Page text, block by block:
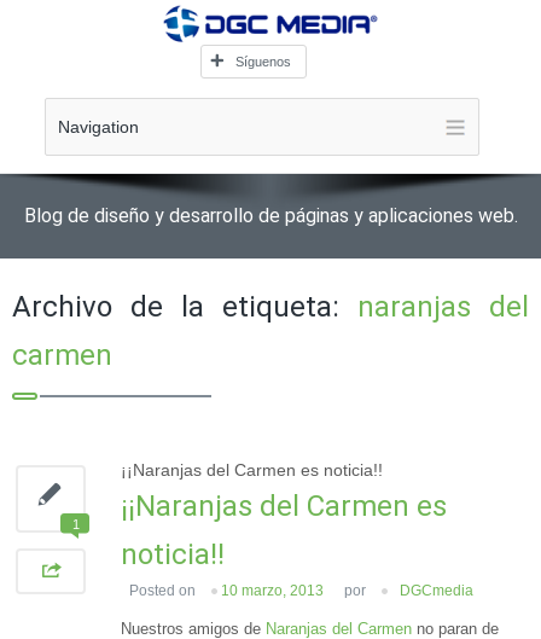
Síguenos
Navigation
Blog de diseño y desarrollo de páginas y aplicaciones web.
Archivo de la etiqueta: naranjas del
carmen
1
¡¡Naranjas del Carmen es noticia!!
¡¡Naranjas del Carmen es
noticia!!
Posted on 10 marzo, 2013 por DGCmedia
Nuestros amigos de Naranjas del Carmen no paran de